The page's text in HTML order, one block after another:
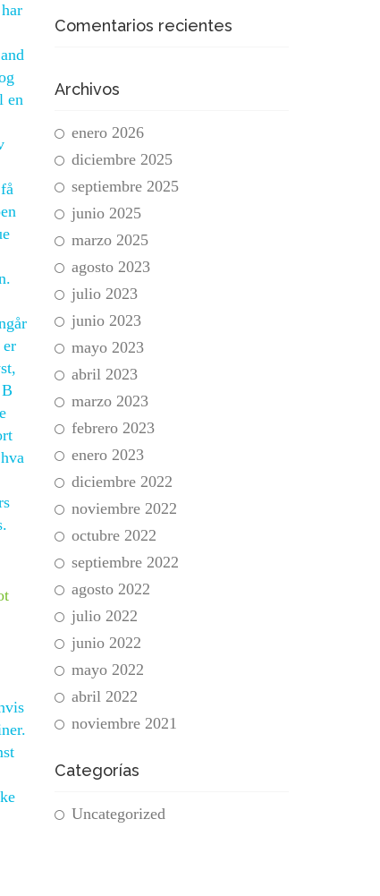
en
Comentarios recientes
Archivos
enero 2026
diciembre 2025
septiembre 2025
junio 2025
marzo 2025
agosto 2023
julio 2023
junio 2023
mayo 2023
abril 2023
marzo 2023
febrero 2023
enero 2023
diciembre 2022
noviembre 2022
octubre 2022
septiembre 2022
agosto 2022
julio 2022
junio 2022
mayo 2022
abril 2022
noviembre 2021
Categorías
Uncategorized